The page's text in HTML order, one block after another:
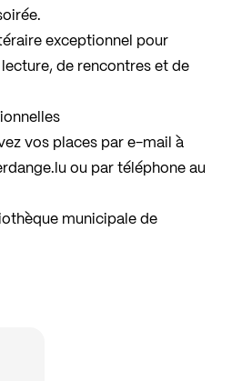
exceptionnel pour
de rencontres et de
vos places par e-mail à
ou par téléphone au
municipale de